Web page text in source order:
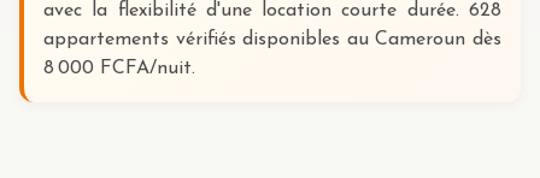
avec la flexibilité d'une location courte durée. 628
appartements vérifiés disponibles au Cameroun dès
8 000 FCFA/nuit.